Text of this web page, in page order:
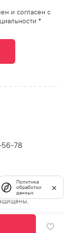
и согласен с
*
78
Политика
обработки
данных